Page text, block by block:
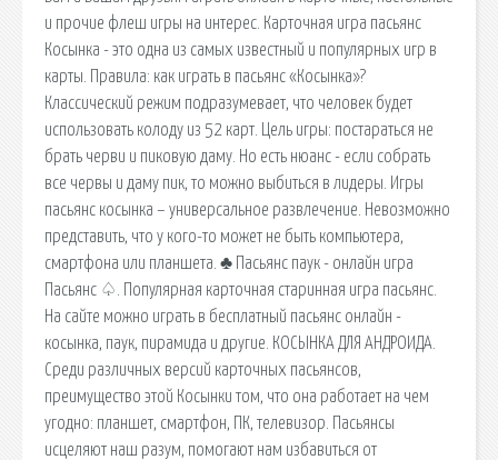
и прочие флеш игры на интерес. Карточная игра пасьянс
Косынка - это одна из самых известный и популярных игр в
карты. Правила: как играть в пасьянс «Косынка»?
Классический режим подразумевает, что человек будет
использовать колоду из 52 карт. Цель игры: постараться не
брать черви и пиковую даму. Но есть нюанс - если собрать
все червы и даму пик, то можно выбиться в лидеры. Игры
пасьянс косынка – универсальное развлечение. Невозможно
представить, что у кого-то может не быть компьютера,
смартфона или планшета. ♣ Пасьянс паук - онлайн игра
Пасьянс ♤. Популярная карточная старинная игра пасьянс.
На сайте можно играть в бесплатный пасьянс онлайн -
косынка, паук, пирамида и другие. КОСЫНКА ДЛЯ АНДРОИДА.
Среди различных версий карточных пасьянсов,
преимущество этой Косынки том, что она работает на чем
угодно: планшет, смартфон, ПК, телевизор. Пасьянсы
исцеляют наш разум, помогают нам избавиться от